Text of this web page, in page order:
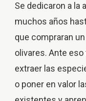
Se dedicaron a la
muchos años
que compraran
olivares. Ante
extraer las
o poner en valor